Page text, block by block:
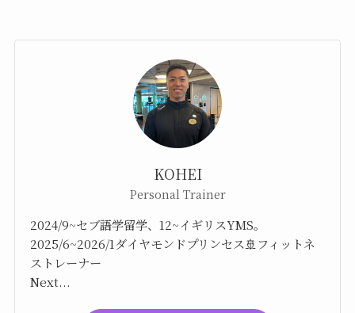
KOHEI
Personal Trainer
2024/9~セブ語学留学、12~イギリスYMS。
2025/6~2026/1ダイヤモンドプリンセス🚢フィットネ
ストレーナー
Next...